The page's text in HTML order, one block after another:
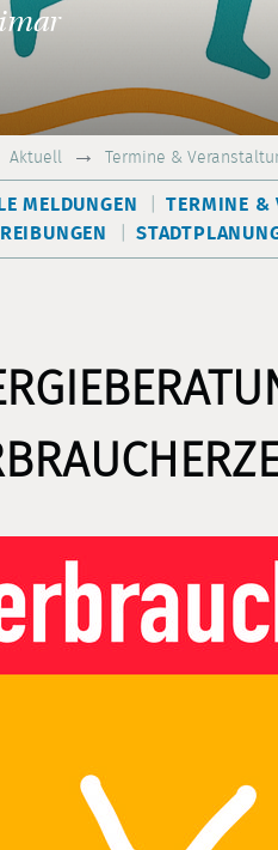
Aktuell Termine &
MELDUNGEN TERMINE &